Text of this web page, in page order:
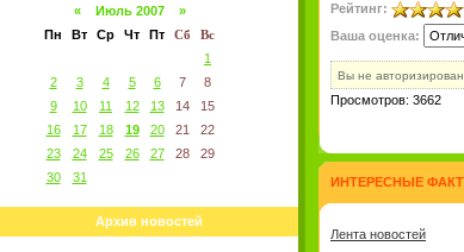
« Июль 2007
»
Пн
Вт Ср Чт Пт Сб
Вс
1
2
3 4 5 6 7
8
9
10 11 12 13 14
15
16
17 18 19 20 21
22
23
24 25 26 27 28
29
30
31
Архив новостей
Рейтинг:
Ваша оценка:
Вы не
Просмотров: 3662
ИНТЕРЕСНЫЕ
Лента новостей